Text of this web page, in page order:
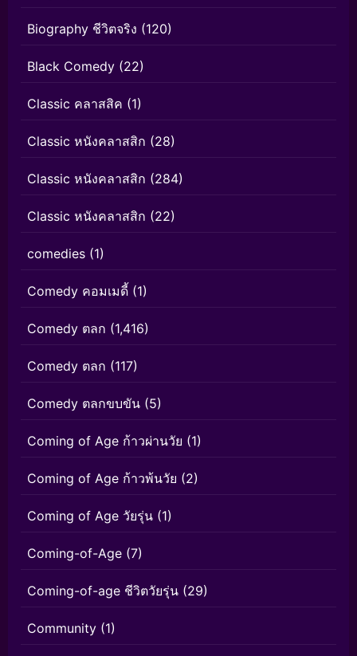
Biography ชีวิตจริง (120)
Black Comedy (22)
Classic คลาสสิค (1)
Classic หนังคลาสสิก (28)
Classic หนังคลาสสิก (284)
Classic หนังคลาสสิก (22)
comedies (1)
Comedy คอมเมดี้ (1)
Comedy ตลก (1,416)
Comedy ตลก (117)
Comedy ตลกขบขัน (5)
Coming of Age ก้าวผ่านวัย (1)
Coming of Age ก้าวพ้นวัย (2)
Coming of Age วัยรุ่น (1)
Coming-of-Age (7)
Coming-of-age ชีวิตวัยรุ่น (29)
Community (1)